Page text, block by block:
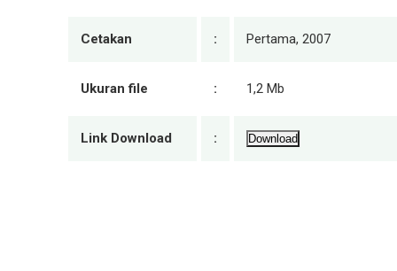
Cetakan : Pertama, 2007
Ukuran file : 1,2 Mb
Link Download : Download